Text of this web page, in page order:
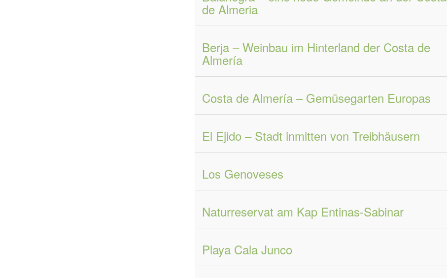
de Almeria
Berja – Weinbau im Hinterland der Costa de
Almería
Costa de Almería – Gemüsegarten Europas
El Ejido – Stadt inmitten von Treibhäusern
Los Genoveses
Naturreservat am Kap Entinas-Sabinar
Playa Cala Junco